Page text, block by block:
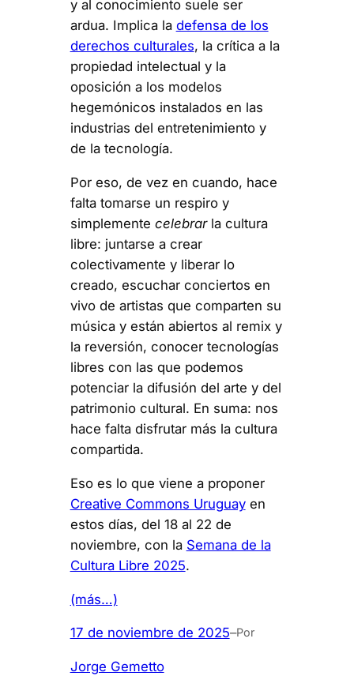
y al conocimiento suele ser
ardua. Implica la defensa de los
derechos culturales, la crítica a la
propiedad intelectual y la
oposición a los modelos
hegemónicos instalados en las
industrias del entretenimiento y
de la tecnología.
Por eso, de vez en cuando, hace
falta tomarse un respiro y
simplemente celebrarla cultura
libre: juntarse a crear
colectivamente y liberar lo
creado, escuchar conciertos en
vivo de artistas que comparten su
música y están abiertos al remix y
la reversión, conocer tecnologías
libres con las que podemos
potenciar la difusión del arte y del
patrimonio cultural. En suma: nos
hace falta disfrutar más la cultura
compartida.
Eso es lo que viene a proponer
Creative Commons Uruguayen
estos días, del 18 al 22 de
noviembre, con la Semana de la
Cultura Libre 2025.
(más…)
17 de noviembre de 2025–Por
Jorge Gemetto